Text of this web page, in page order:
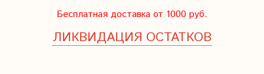
Бесплатная доставка от 1000 руб.
ЛИКВИДАЦИЯ ОСТАТКОВ